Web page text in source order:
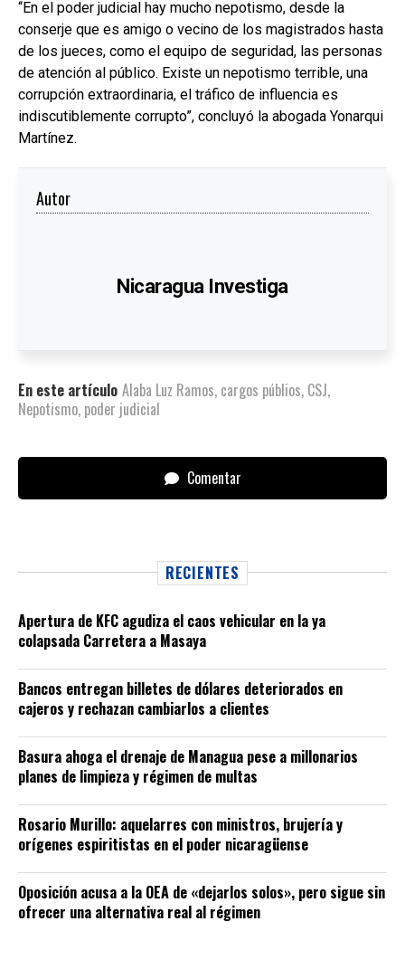
“En el poder judicial hay mucho nepotismo, desde la
conserje que es amigo o vecino de los magistrados hasta
de los jueces, como el equipo de seguridad, las personas
de atención al público. Existe un nepotismo terrible, una
corrupción extraordinaria, el tráfico de influencia es
indiscutiblemente corrupto”, concluyó la abogada Yonarqui
Martínez.
Autor
Nicaragua Investiga
En este artículo Alaba Luz Ramos, cargos públios, CSJ,
Nepotismo, poder judicial
Comentar
RECIENTES
Apertura de KFC agudiza el caos vehicular en la ya
colapsada Carretera a Masaya
Bancos entregan billetes de dólares deteriorados en
cajeros y rechazan cambiarlos a clientes
Basura ahoga el drenaje de Managua pese a millonarios
planes de limpieza y régimen de multas
Rosario Murillo: aquelarres con ministros, brujería y
orígenes espiritistas en el poder nicaragüense
Oposición acusa a la OEA de «dejarlos solos», pero sigue sin
ofrecer una alternativa real al régimen